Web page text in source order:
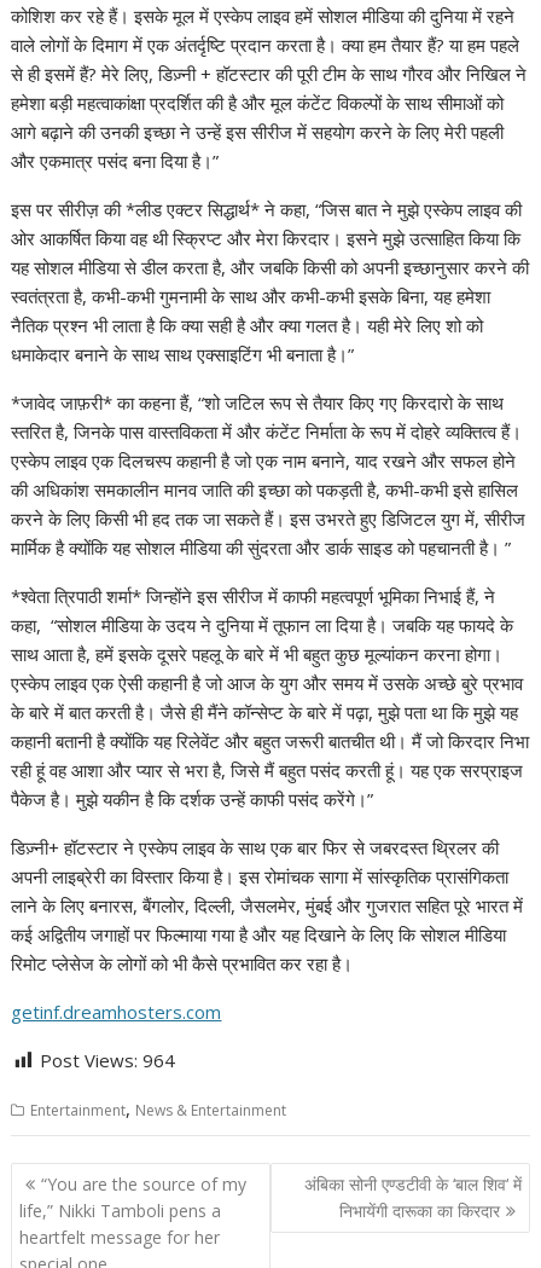
कोशिश कर रहे हैं। इसके मूल में एस्केप लाइव हमें सोशल मीडिया की दुनिया में रहने
वाले लोगों के दिमाग में एक अंतर्दृष्टि प्रदान करता है। क्या हम तैयार हैं? या हम पहले
से ही इसमें हैं? मेरे लिए, डिज़्नी + हॉटस्टार की पूरी टीम के साथ गौरव और निखिल ने
हमेशा बड़ी महत्वाकांक्षा प्रदर्शित की है और मूल कंटेंट विकल्पों के साथ सीमाओं को
आगे बढ़ाने की उनकी इच्छा ने उन्हें इस सीरीज में सहयोग करने के लिए मेरी पहली
और एकमात्र पसंद बना दिया है।”
इस पर सीरीज़ की *लीड एक्टर सिद्धार्थ* ने कहा, “जिस बात ने मुझे एस्केप लाइव की
ओर आकर्षित किया वह थी स्क्रिप्ट और मेरा किरदार। इसने मुझे उत्साहित किया कि
यह सोशल मीडिया से डील करता है, और जबकि किसी को अपनी इच्छानुसार करने की
स्वतंत्रता है, कभी-कभी गुमनामी के साथ और कभी-कभी इसके बिना, यह हमेशा
नैतिक प्रश्न भी लाता है कि क्या सही है और क्या गलत है। यही मेरे लिए शो को
धमाकेदार बनाने के साथ साथ एक्साइटिंग भी बनाता है।”
*जावेद जाफ़री* का कहना हैं, “शो जटिल रूप से तैयार किए गए किरदारो के साथ
स्तरित है, जिनके पास वास्तविकता में और कंटेंट निर्माता के रूप में दोहरे व्यक्तित्व हैं।
एस्केप लाइव एक दिलचस्प कहानी है जो एक नाम बनाने, याद रखने और सफल होने
की अधिकांश समकालीन मानव जाति की इच्छा को पकड़ती है, कभी-कभी इसे हासिल
करने के लिए किसी भी हद तक जा सकते हैं। इस उभरते हुए डिजिटल युग में, सीरीज
मार्मिक है क्योंकि यह सोशल मीडिया की सुंदरता और डार्क साइड को पहचानती है। ”
*श्वेता त्रिपाठी शर्मा* जिन्होंने इस सीरीज में काफी महत्वपूर्ण भूमिका निभाई हैं, ने
कहा, “सोशल मीडिया के उदय ने दुनिया में तूफान ला दिया है। जबकि यह फायदे के
साथ आता है, हमें इसके दूसरे पहलू के बारे में भी बहुत कुछ मूल्यांकन करना होगा।
एस्केप लाइव एक ऐसी कहानी है जो आज के युग और समय में उसके अच्छे बुरे प्रभाव
के बारे में बात करती है। जैसे ही मैंने कॉन्सेप्ट के बारे में पढ़ा, मुझे पता था कि मुझे यह
कहानी बतानी है क्योंकि यह रिलेवेंट और बहुत जरूरी बातचीत थी। मैं जो किरदार निभा
रही हूं वह आशा और प्यार से भरा है, जिसे मैं बहुत पसंद करती हूं। यह एक सरप्राइज
पैकेज है। मुझे यकीन है कि दर्शक उन्हें काफी पसंद करेंगे।”
डिज़्नी+ हॉटस्टार ने एस्केप लाइव के साथ एक बार फिर से जबरदस्त थ्रिलर की
अपनी लाइब्रेरी का विस्तार किया है। इस रोमांचक सागा में सांस्कृतिक प्रासंगिकता
लाने के लिए बनारस, बैंगलोर, दिल्ली, जैसलमेर, मुंबई और गुजरात सहित पूरे भारत में
कई अद्वितीय जगाहों पर फिल्माया गया है और यह दिखाने के लिए कि सोशल मीडिया
रिमोट प्लेसेज के लोगों को भी कैसे प्रभावित कर रहा है।
getinf.dreamhosters.com
Post Views: 964
Entertainment, News & Entertainment
Post
navigation
“You are the source of my
life,” Nikki Tamboli pens a
heartfelt message for her
अंबिका सोनी एण्डटीवी के ‘बाल शिव‘ में
निभायेंगी दारूका का किरदार